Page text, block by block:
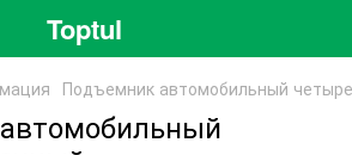
Toptul
Подъемник автомобильный